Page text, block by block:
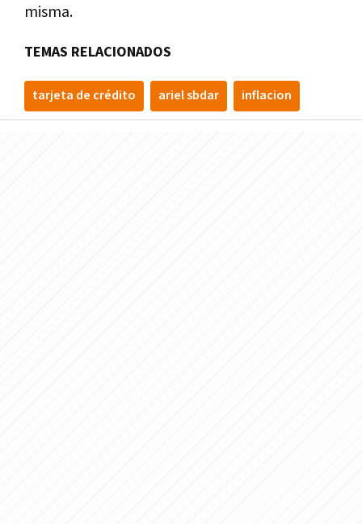
misma.
TEMAS RELACIONADOS
tarjeta de crédito ariel sbdar inflacion